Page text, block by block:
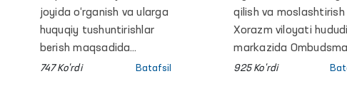
sayyor qabul
o‘tkazildi
joyida o‘rganish va ularga
huquqiy tushuntirishlar
berish maqsadida
navbatdagi sayyor qabul
747 Ko'rdi Batafsil
doirasida ayollar
murojaatlari
o‘rganildi va hal
etildi
qilish va moslashtirish
Xorazm viloyati
markazida
tashabbusi bilan
925 Ko'rdi